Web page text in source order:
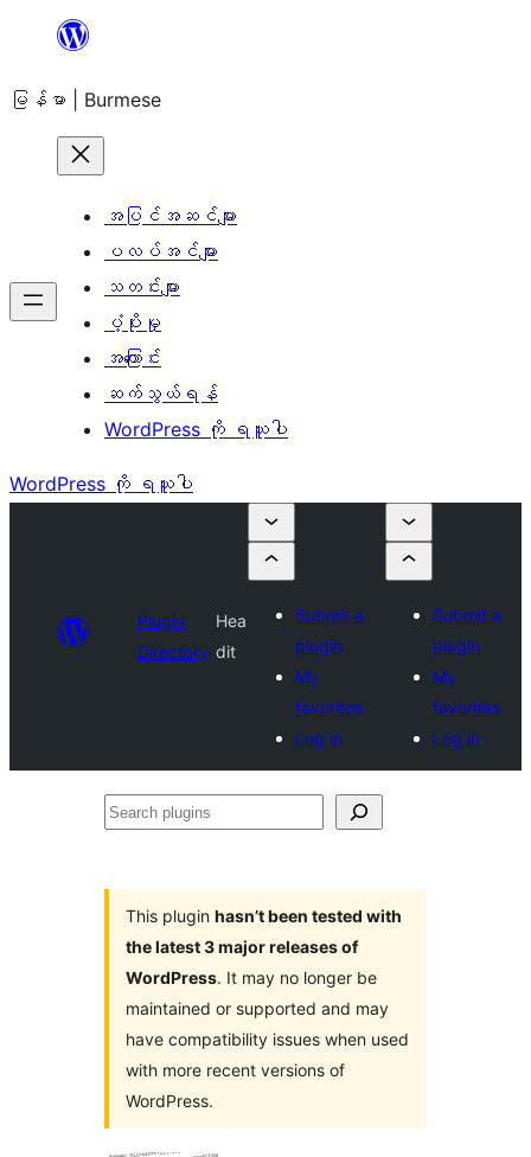
အကြောင်းအရာ
ကျော်သွား
မြန်မာ | Burmese
အပြင်အဆင်များ
ပလပ်အင်များ
သတင်းများ
ပံ့ပိုးမှု
အကြောင်း
ဆက်သွယ်ရန်
WordPress ကို ရယူပါ
WordPress ကို ရယူပါ
Plugin
Directory
Hea
dit
Submit a
plugin
My
favorites
Log in
Submit a
plugin
My
favorites
Log in
Search
This plugin hasn’t been tested with
the latest 3 major releases of
WordPress. It may no longer be
maintained or supported and may
have compatibility issues when used
with more recent versions of
WordPress.